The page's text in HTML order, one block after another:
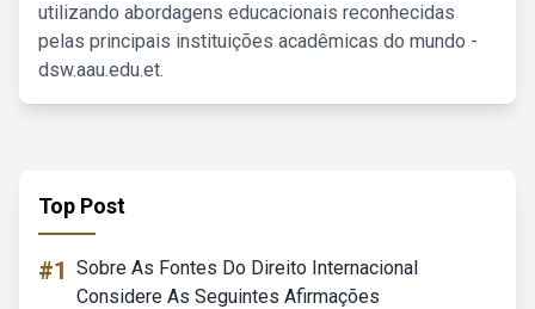
utilizando abordagens educacionais reconhecidas
pelas principais instituições acadêmicas do mundo -
dsw.aau.edu.et.
Top Post
#1 Sobre As Fontes Do Direito Internacional
Considere As Seguintes Afirmações